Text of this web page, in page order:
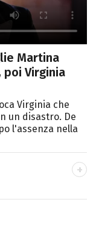
Martina
poi Virginia
Virginia che
un disastro. De
l'assenza nella
scrivo di
Sto lavorando al